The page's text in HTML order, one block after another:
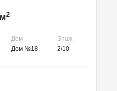
2
Дом
Этаж
Дом №18 2/10